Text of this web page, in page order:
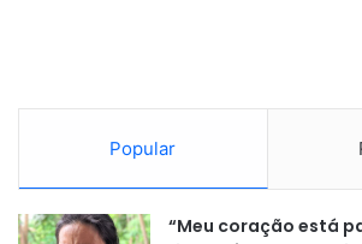
“O licenciamento gera segurança para
e também para quem frequenta o
também as condicionantes dos
Popular
“Meu coração está